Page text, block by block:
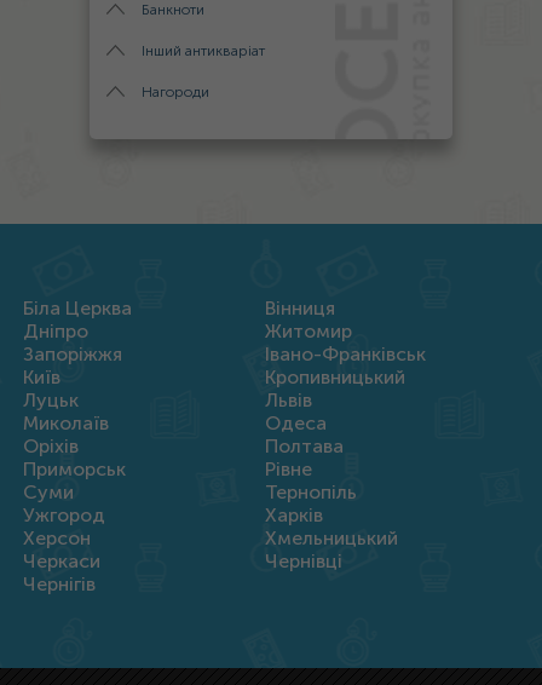
Банкноти
Інший антикваріат
Нагороди
Біла Церква
Вінниця
Дніпро
Житомир
Запоріжжя
Івано-Франківськ
Київ
Кропивницький
Луцьк
Львів
Миколаїв
Одеса
Оріхів
Полтава
Приморськ
Рівне
Суми
Тернопіль
Ужгород
Харків
Херсон
Хмельницький
Черкаси
Чернівці
Чернігів